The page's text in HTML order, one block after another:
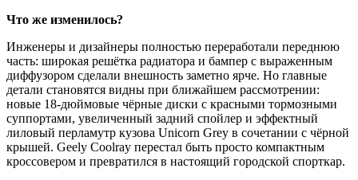
Что же изменилось?
Инженеры и дизайнеры полностью переработали переднюю
часть: широкая решётка радиатора и бампер с выраженным
диффузором сделали внешность заметно ярче. Но главные
детали становятся видны при ближайшем рассмотрении:
новые 18-дюймовые чёрные диски с красными тормозными
суппортами, увеличенный задний спойлер и эффектный
лиловый перламутр кузова Unicorn Grey в сочетании с чёрной
крышей. Geely Coolray перестал быть просто компактным
кроссовером и превратился в настоящий городской спорткар.